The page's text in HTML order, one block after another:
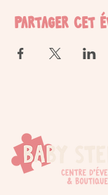
Partager cet